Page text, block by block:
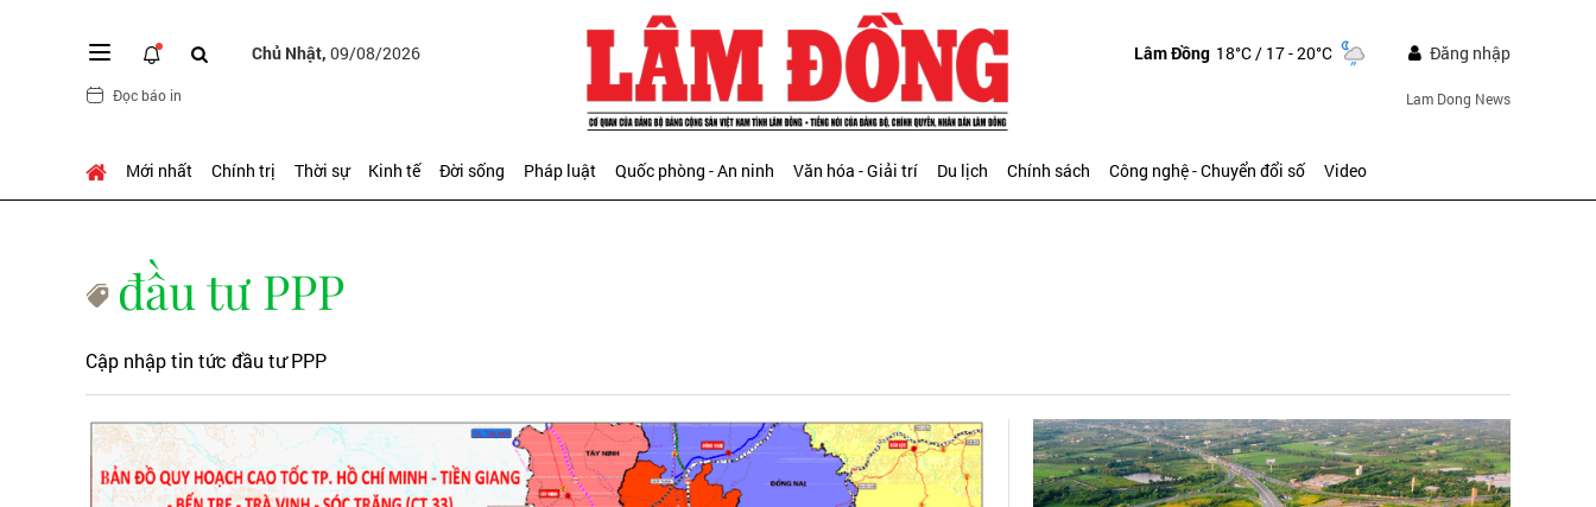
Chủ Nhật, 09/08/2026
Đọc báo in
Lâm Đồng 18°C/ 17 - 20°C Đăng nhập
Lam Dong News
Mới nhất Chính trị Thời sự Kinh tế Đời sống Pháp luật Quốc phòng - An ninh Văn hóa - Giải trí Du lịch Chính sách Công nghệ - Chuyển đổi số Video
đầu tư PPP
Cập nhập tin tức đầu tư PPP